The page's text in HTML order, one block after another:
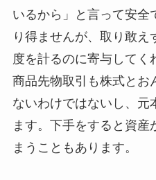
いるから」と言って安全
り得ませんが、取り敢
度を計るのに寄与してく
商品先物取引も株式とお
ないわけではないし、元
ます。下手をすると資産
まうこともあります。